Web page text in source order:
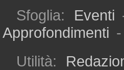
Sfoglia: Eventi
Approfondimenti -
Utilità: